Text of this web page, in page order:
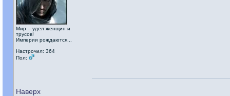
Мир – удел женщин и
трусов!
Империи рождаются...
Настрочил: 364
Пол:
Наверх